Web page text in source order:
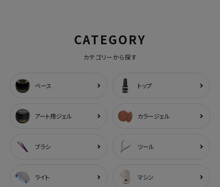
CATEGORY
カテゴリーから探す
ベース トップ
アート用ジェル カラージェル
ブラシ ツール
ライト マシン